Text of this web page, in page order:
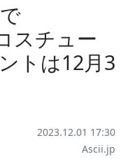
スチュー
トは12月3
2023.12.01 17:30
Ascii.jp